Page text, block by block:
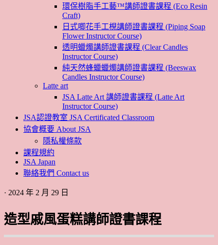
環保樹脂手工藝™講師證書課程 (Eco Resin
Craft)
日式唧花手工梘講師證書課程 (Piping Soap
Flower Instructor Course)
透明蠟燭講師證書課程 (Clear Candles
Instructor Course)
純天然蜂蠟蠟燭講師證書課程 (Beeswax
Candles Instructor Course)
Latte art
JSA Latte Art 講師證書課程 (Latte Art
Instructor Course)
JSA認證教室 JSA Certificated Classroom
協會概要 About JSA
隱私權條款
課程規約
JSA Japan
聯絡我們 Contact us
· 2024 年 2 月 29 日
造型戚風蛋糕講師證書課程